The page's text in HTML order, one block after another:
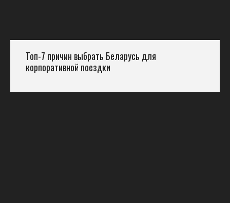
Топ-7 причин выбрать Беларусь для
корпоративной поездки